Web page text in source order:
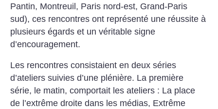
Pantin, Montreuil, Paris nord-est, Grand-Paris
sud), ces rencontres ont représenté une réussite à
plusieurs égards et un véritable signe
d’encouragement.
Les rencontres consistaient en deux séries
d’ateliers suivies d’une plénière. La première
série, le matin, comportait les ateliers : La place
de l’extrême droite dans les médias, Extrême